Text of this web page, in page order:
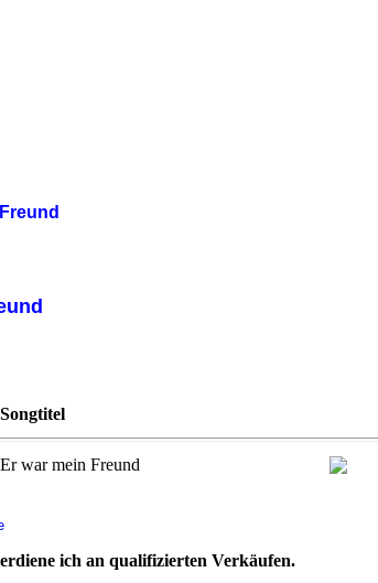
Songtitel
Er war mein Freund
ich an qualifizierten Verkäufen.